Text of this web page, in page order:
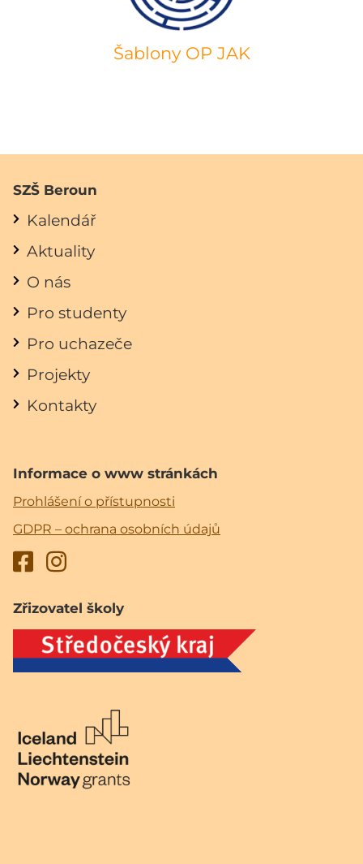
Šablony OP JAK
SZŠ Beroun
Kalendář
Aktuality
O nás
Pro studenty
Pro uchazeče
Projekty
Kontakty
Informace o www stránkách
Prohlášení o přístupnosti
GDPR – ochrana osobních údajů
Zřizovatel školy